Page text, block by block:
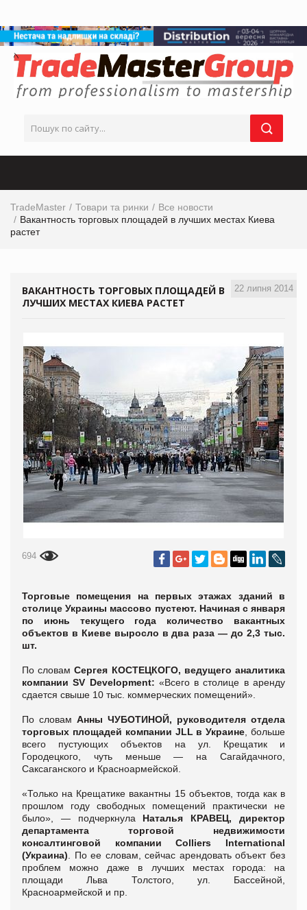
TradeMaster Товари та ринки
Все новости
Вакантность торговых площадей в лучших местах Киева
растет
22 липня 2014
ВАКАНТНОСТЬ ТОРГОВЫХ ПЛОЩАДЕЙ В
ЛУЧШИХ МЕСТАХ КИЕВА РАСТЕТ
694
Торговые помещения на первых этажах зданий в
столице Украины массово пустеют. Начиная с января
по июнь текущего года количество вакантных
объектов в Киеве выросло в два раза — до 2,3 тыс.
шт.
По словамСергея КОСТЕЦКОГО, ведущего аналитика
компании SV Development: «Всего в столице в аренду
сдается свыше 10 тыс. коммерческих помещений».
По словам Анны ЧУБОТИНОЙ, руководителя отдела
торговых площадей компании JLL в Украине , больше
всего пустующих объектов на ул. Крещатик и
Городецкого, чуть меньше — на Сагайдачного,
Саксаганского и Красноармейской.
«Только на Крещатике вакантны 15 объектов, тогда как в
прошлом году свободных помещений практически не
было», — подчеркнула Наталья КРАВЕЦ, директор
департамента торговой недвижимости
консалтинговой компании Colliers International
(Украина) . По ее словам, сейчас арендовать объект без
проблем можно даже в лучших местах города: на
площади Льва Толстого, ул. Бассейной,
Красноармейской и пр.